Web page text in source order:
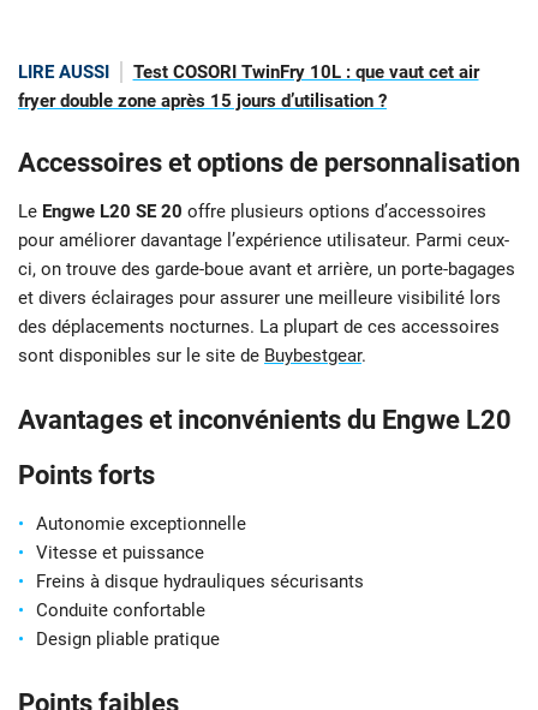
LIRE AUSSI
Test COSORI TwinFry 10L : que vaut cet air
fryer double zone après 15 jours d’utilisation ?
Accessoires et options de personnalisation
Le Engwe L20 SE 20 offre plusieurs options d’accessoires
pour améliorer davantage l’expérience utilisateur. Parmi ceux-
ci, on trouve des garde-boue avant et arrière, un porte-bagages
et divers éclairages pour assurer une meilleure visibilité lors
des déplacements nocturnes. La plupart de ces accessoires
sont disponibles sur le site de Buybestgear.
Avantages et inconvénients du Engwe L20
Points forts
Autonomie exceptionnelle
Vitesse et puissance
Freins à disque hydrauliques sécurisants
Conduite confortable
Design pliable pratique
Points faibles